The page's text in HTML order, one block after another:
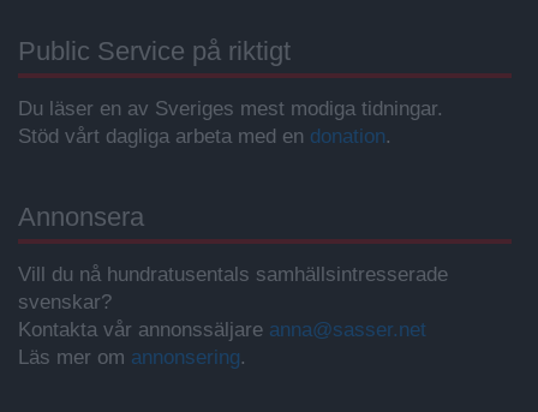
Public Service på riktigt
Du läser en av Sveriges mest modiga tidningar.
Stöd vårt dagliga arbeta med en donation.
Annonsera
Vill du nå hundratusentals samhällsintresserade
svenskar?
Kontakta vår annonssäljare anna@sasser.net
Läs mer om annonsering.